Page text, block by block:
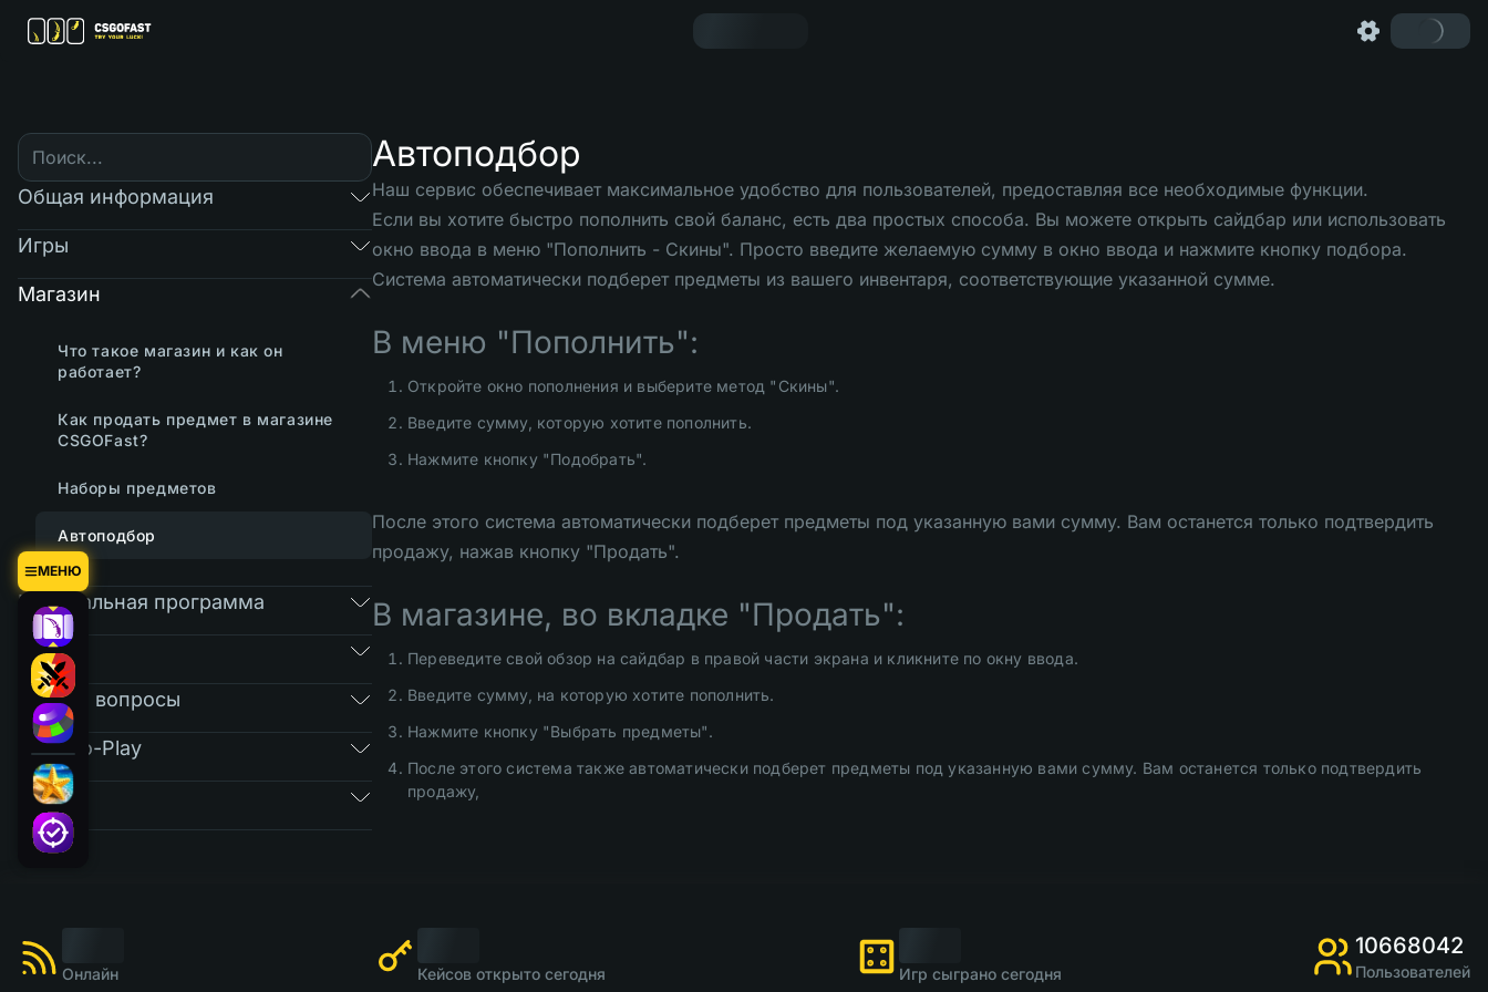
МЕНЮ
Общая информация
Игры
Магазин
Что такое магазин и как он
работает?
Как продать предмет в магазине
CSGOFast?
Наборы предметов
Автоподбор
Реферальная программа
RAIN
Частые вопросы
Free-To-Play
Билеты
Автоподбор
Наш сервис обеспечивает максимальное удобство для пользователей, предоставляя все необходимые функции.
Если вы хотите быстро пополнить свой баланс, есть два простых способа. Вы можете открыть сайдбар или использовать
окно ввода в меню "Пополнить - Скины". Просто введите желаемую сумму в окно ввода и нажмите кнопку подбора.
Система автоматически подберет предметы из вашего инвентаря, соответствующие указанной сумме.
В меню "Пополнить":
Откройте окно пополнения и выберите метод "Скины".
Введите сумму, которую хотите пополнить.
Нажмите кнопку "Подобрать".
После этого система автоматически подберет предметы под указанную вами сумму. Вам останется только подтвердить
продажу, нажав кнопку "Продать".
В магазине, во вкладке "Продать":
Переведите свой обзор на сайдбар в правой части экрана и кликните по окну ввода.
Введите сумму, на которую хотите пополнить.
Нажмите кнопку "Выбрать предметы".
После этого система также автоматически подберет предметы под указанную вами сумму. Вам останется только подтвердить
продажу,
Онлайн Кейсов открыто сегодня Игр сыграно сегодня
10668042
Пользователей